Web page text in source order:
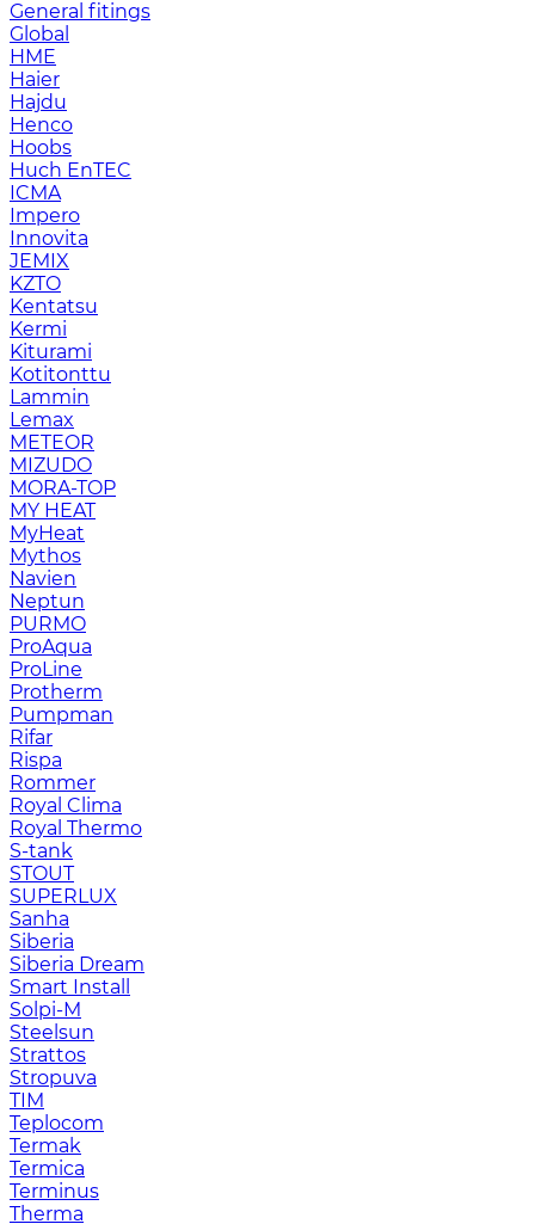
General fitings
Global
HME
Haier
Hajdu
Henco
Hoobs
Huch EnTEC
ICMA
Impero
Innovita
JEMIX
KZTO
Kentatsu
Kermi
Kiturami
Kotitonttu
Lammin
Lemax
METEOR
MIZUDO
MORA-TOP
MY HEAT
MyHeat
Mythos
Navien
Neptun
PURMO
ProAqua
ProLine
Protherm
Pumpman
Rifar
Rispa
Rommer
Royal Clima
Royal Thermo
S-tank
STOUT
SUPERLUX
Sanha
Siberia
Siberia Dream
Smart Install
Solpi-M
Steelsun
Strattos
Stropuva
TIM
Teplocom
Termak
Termica
Terminus
Therma